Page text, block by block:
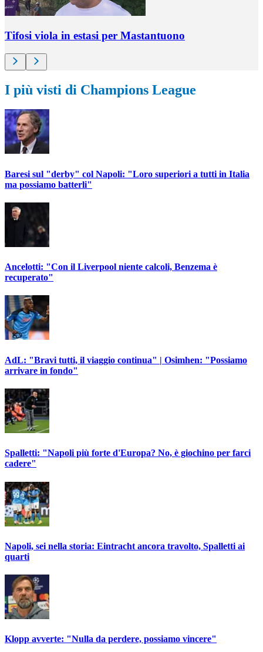
Tifosi viola in estasi per Mastantuono
I più visti di Champions League
Baresi sul "derby" col Napoli: "Loro superiori a tutti in Italia
ma possiamo batterli"
Ancelotti: "Con il Liverpool niente calcoli, Benzema è
recuperato"
AdL: "Bravi tutti, il viaggio continua" | Osimhen: "Possiamo
arrivare in fondo"
Spalletti: "Napoli più forte d'Europa? No, è giochino per farci
cadere"
Napoli, sei nella storia: Eintracht ancora travolto, Spalletti ai
quarti
Klopp avverte: "Nulla da perdere, possiamo vincere"